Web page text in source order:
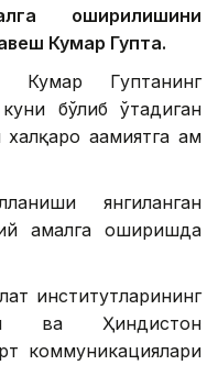
оширилишини
Кумар Гупта.
Гуптанинг
бўлиб ўтадиган
аҳамиятга ҳам
янгиланган
амалга оширишда
институтларининг
ва Ҳиндистон
коммуникациялари